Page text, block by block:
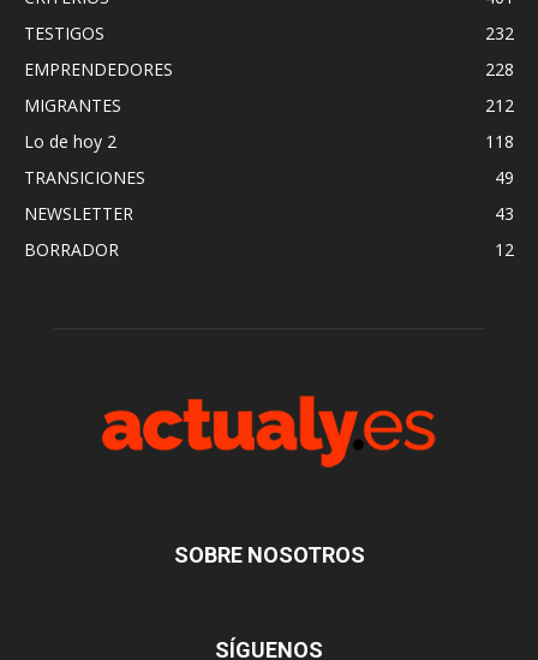
TESTIGOS
232
EMPRENDEDORES
228
MIGRANTES
212
Lo de hoy 2
118
TRANSICIONES
49
NEWSLETTER
43
BORRADOR
12
SOBRE NOSOTROS
SÍGUENOS